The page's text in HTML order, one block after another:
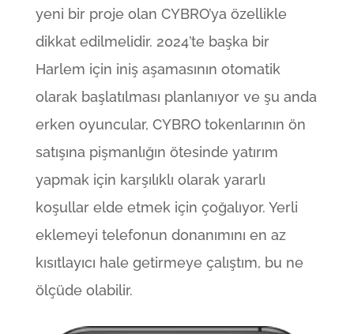
yeni bir proje olan CYBRO’ya özellikle
dikkat edilmelidir. 2024’te başka bir
Harlem için iniş aşamasının otomatik
olarak başlatılması planlanıyor ve şu anda
erken oyuncular, CYBRO tokenlarının ön
satışına pişmanlığın ötesinde yatırım
yapmak için karşılıklı olarak yararlı
koşullar elde etmek için çoğalıyor. Yerli
eklemeyi telefonun donanımını en az
kısıtlayıcı hale getirmeye çalıştım, bu ne
ölçüde olabilir.